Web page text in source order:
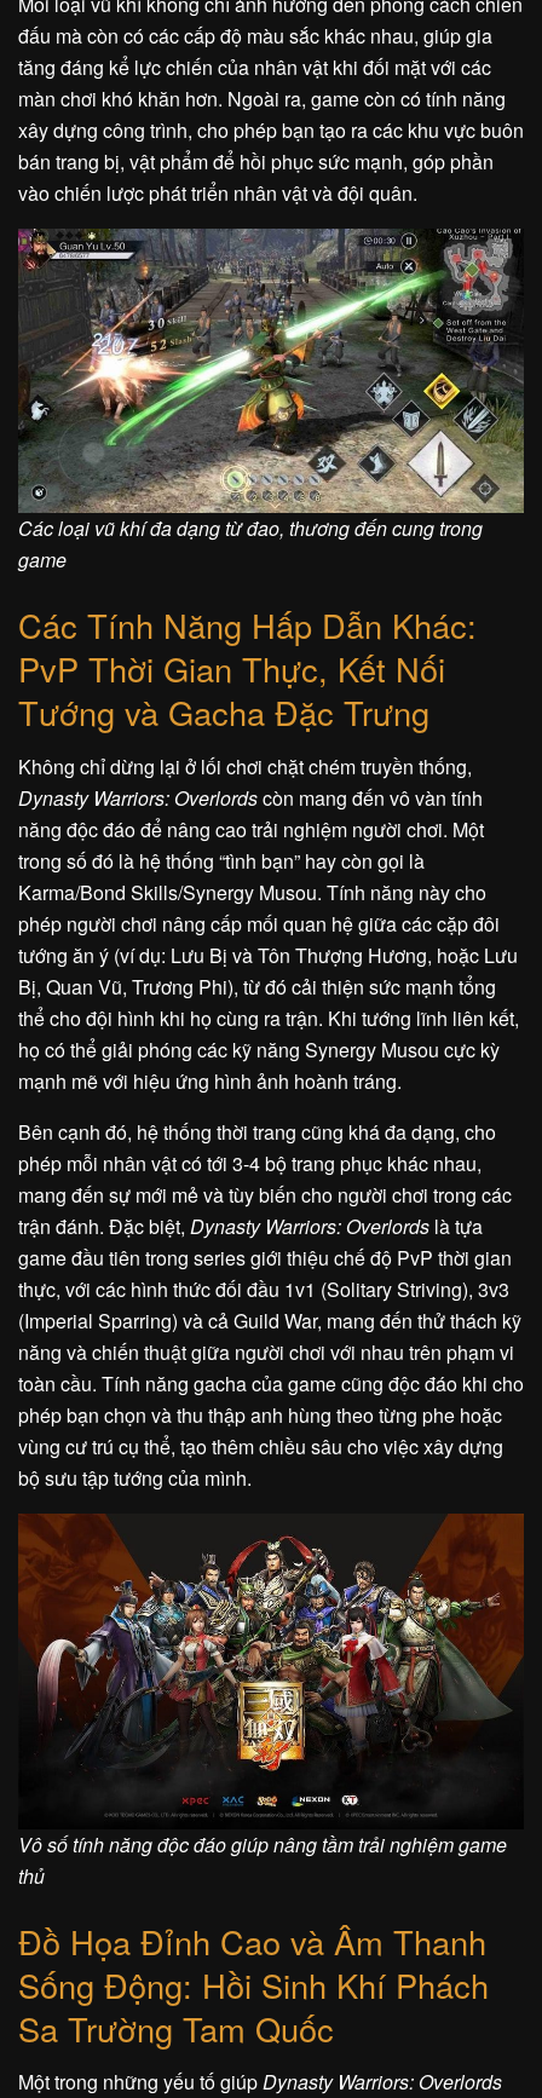
đấu mà còn có các cấp độ màu sắc khác nhau, giúp gia
tăng đáng kể lực chiến của nhân vật khi đối mặt với các
màn chơi khó khăn hơn. Ngoài ra, game còn có tính năng
xây dựng công trình, cho phép bạn tạo ra các khu vực buôn
bán trang bị, vật phẩm để hồi phục sức mạnh, góp phần
vào chiến lược phát triển nhân vật và đội quân.
Các loại vũ khí đa dạng từ đao, thương đến cung trong
game
Các Tính Năng Hấp Dẫn Khác:
PvP Thời Gian Thực, Kết Nối
Tướng và Gacha Đặc Trưng
Không chỉ dừng lại ở lối chơi chặt chém truyền thống,
Dynasty Warriors: Overlordscòn mang đến vô vàn tính
năng độc đáo để nâng cao trải nghiệm người chơi. Một
trong số đó là hệ thống “tình bạn” hay còn gọi là
Karma/Bond Skills/Synergy Musou. Tính năng này cho
phép người chơi nâng cấp mối quan hệ giữa các cặp đôi
tướng ăn ý (ví dụ: Lưu Bị và Tôn Thượng Hương, hoặc Lưu
Bị, Quan Vũ, Trương Phi), từ đó cải thiện sức mạnh tổng
thể cho đội hình khi họ cùng ra trận. Khi tướng lĩnh liên kết,
họ có thể giải phóng các kỹ năng Synergy Musou cực kỳ
mạnh mẽ với hiệu ứng hình ảnh hoành tráng.
Bên cạnh đó, hệ thống thời trang cũng khá đa dạng, cho
phép mỗi nhân vật có tới 3-4 bộ trang phục khác nhau,
mang đến sự mới mẻ và tùy biến cho người chơi trong các
trận đánh. Đặc biệt, Dynasty Warriors: Overlords là tựa
game đầu tiên trong series giới thiệu chế độ PvP thời gian
thực, với các hình thức đối đầu 1v1 (Solitary Striving), 3v3
(Imperial Sparring) và cả Guild War, mang đến thử thách kỹ
năng và chiến thuật giữa người chơi với nhau trên phạm vi
toàn cầu. Tính năng gacha của game cũng độc đáo khi cho
phép bạn chọn và thu thập anh hùng theo từng phe hoặc
vùng cư trú cụ thể, tạo thêm chiều sâu cho việc xây dựng
bộ sưu tập tướng của mình.
Vô số tính năng độc đáo giúp nâng tầm trải nghiệm game
thủ
Đồ Họa Đỉnh Cao và Âm Thanh
Sống Động: Hồi Sinh Khí Phách
Sa Trường Tam Quốc
Một trong những yếu tố giúpDynasty Warriors: Overlords